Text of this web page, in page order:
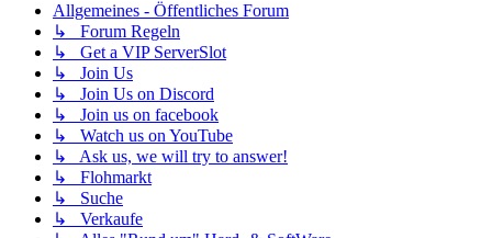
Allgemeines - Öffentliches Forum
↳ Forum Regeln
↳ Get a VIP ServerSlot
↳ Join Us
↳ Join Us on Discord
↳ Join us on facebook
↳ Watch us on YouTube
↳ Ask us, we will try to answer!
↳ Flohmarkt
↳ Suche
↳ Verkaufe